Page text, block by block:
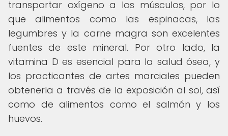
transportar oxígeno a los músculos, por lo
que alimentos como las espinacas, las
legumbres y la carne magra son excelentes
fuentes de este mineral. Por otro lado, la
vitamina D es esencial para la salud ósea, y
los practicantes de artes marciales pueden
obtenerla a través de la exposición al sol, así
como de alimentos como el salmón y los
huevos.